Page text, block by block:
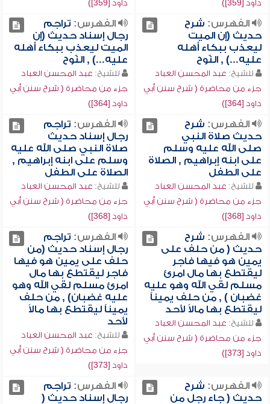
داود [359])
داود [359])
الفهرس: شرح
حديث (إن الميت
ليعذب ببكاء أهله
عليه...) , النّوح
للشيخ: عبد المحسن العباد
جزء من محاضرة ( شرح سنن أبي
داود [364])
الفهرس: تراجم
رجال إسناد حديث (إن
الميت ليعذب ببكاء أهله
عليه...) , النّوح
للشيخ: عبد المحسن العباد
جزء من محاضرة ( شرح سنن أبي
داود [364])
الفهرس: شرح
حديث صلاة النبي
صلى الله عليه وسلم
على ابنه إبراهيم , الصلاة
على الطفل
للشيخ: عبد المحسن العباد
جزء من محاضرة ( شرح سنن أبي
داود [368])
الفهرس: تراجم
رجال إسناد حديث
صلاة النبي صلى الله عليه
وسلم على ابنه إبراهيم ,
الصلاة على الطفل
للشيخ: عبد المحسن العباد
جزء من محاضرة ( شرح سنن أبي
داود [368])
الفهرس: شرح
حديث ( من حلف على
يمين هو فيها فاجر
ليقتطع بها مال امرئ
مسلم لقي الله وهو عليه
غضبان ) , من حلف يميناً
ليقتطع بها مالاً لأحد
للشيخ: عبد المحسن العباد
جزء من محاضرة ( شرح سنن أبي
داود [373])
الفهرس: تراجم
رجال إسناد حديث (من
حلف على يمين هو فيها
فاجر ليقتطع بها مال
امرئ مسلم لقي الله وهو
عليه غضبان) , من حلف
يميناً ليقتطع بها مالاً
لأحد
للشيخ: عبد المحسن العباد
جزء من محاضرة ( شرح سنن أبي
داود [373])
الفهرس: شرح
حديث ( جاء رجل من
الفهرس: تراجم
رجال إسناد حديث (